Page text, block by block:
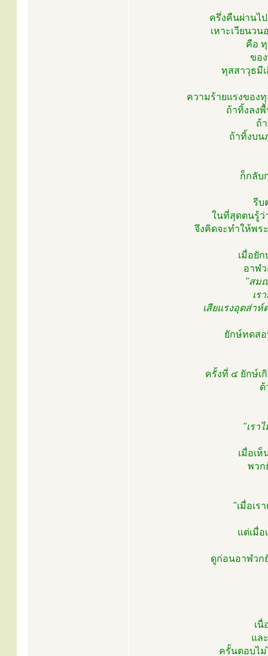
ครึ่งคืนผ่านไ
เหาะเวียนว
คือ
ขอ
ทุสสาวุธมี
ความร้ายแรงของ
ถ้าทิ้งลง
ถ้
ถ้าทิ้งบน
ก็กลับ
รีบ
ในที่สุดตนรู้ว่
จึงคิดจะทำให้พร
เมื่อยั
อาฬ
"สม
เร
เสียแรงอุตส่า
ยักษ์ทดสอ
ครั้งที่ ๔ ยักษ์เ
ด้
"เรา
เมื่อเ
พวก
"เมื่อเร
แต่เมื่อ
ดูก่อนอาฬวก
เ
แล
ครั้นตอบไ